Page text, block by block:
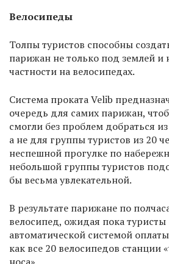
Велосипеды
Толпы туристов способны
парижан не только под землей и
частности на велосипедах.
Система проката Velib
очередь для самих парижан,
смогли без проблем добраться
а не для группы туристов из 20
неспешной прогулке по
небольшой группы туристов
бы весьма увлекательной.
В результате парижане по
велосипед, ожидая пока туристы
автоматической системой
как все 20 велосипедов станции